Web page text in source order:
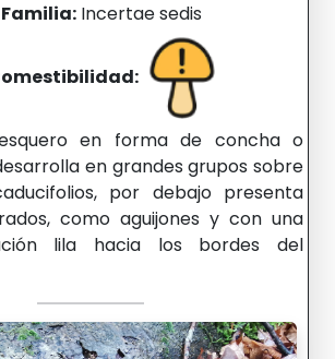
Familia: Incertae sedis
en forma de concha o
en grandes grupos sobre
por debajo presenta
como aguijones y con una
lila hacia los bordes del